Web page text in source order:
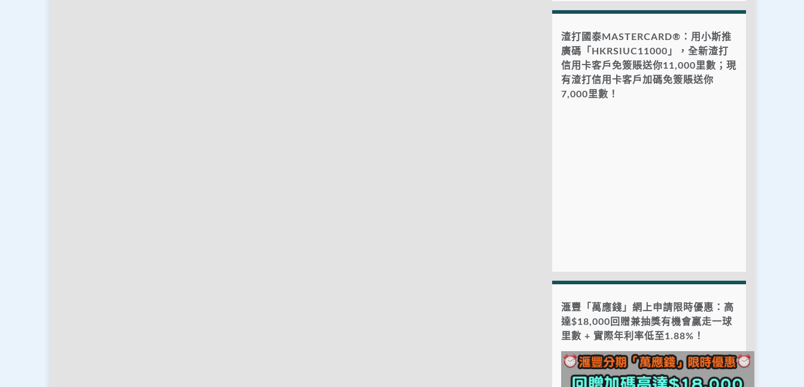
渣打國泰MASTERCARD®：用小斯推
廣碼「HKRSIUC11000」，全新渣打
信用卡客戶免簽賬送你11,000里數；現
有渣打信用卡客戶加碼免簽賬送你
7,000里數！
滙豐「萬應錢」網上申請限時優惠：高
達$18,000回贈兼抽獎有機會贏走一球
里數 + 實際年利率低至1.88%！